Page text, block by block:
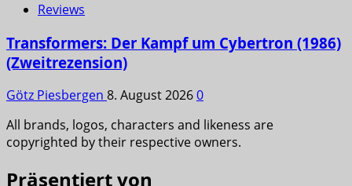
Reviews
Transformers: Der Kampf um Cybertron (1986)
(Zweitrezension)
Götz Piesbergen 8. August 20260
All brands, logos, characters and likeness are
copyrighted by their respective owners.
Präsentiert von